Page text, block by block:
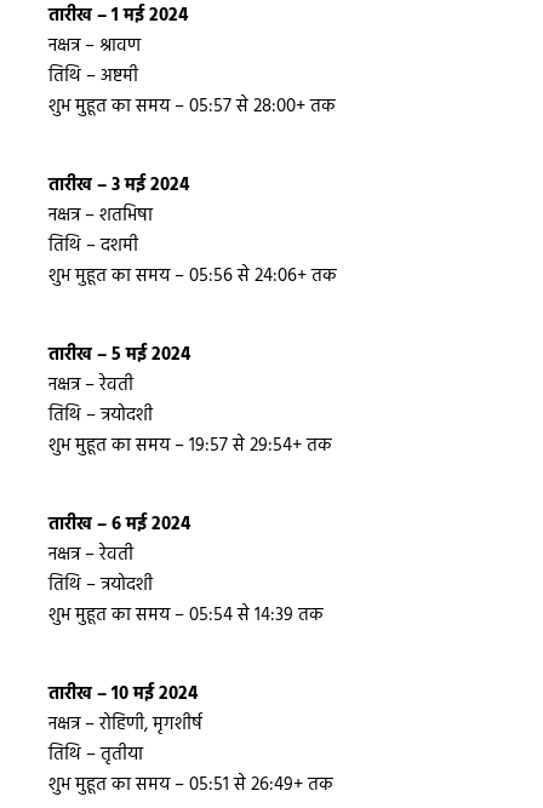
तारीख – 1 मई 2024
नक्षत्र – श्रावण
तिथि – अष्टमी
शुभ मुहूत का समय – 05:57 से 28:00+ तक
तारीख – 3 मई 2024
नक्षत्र – शतभिषा
तिथि – दशमी
शुभ मुहूत का समय – 05:56 से 24:06+ तक
तारीख – 5 मई 2024
नक्षत्र – रेवती
तिथि – त्रयोदशी
शुभ मुहूत का समय – 19:57 से 29:54+ तक
तारीख – 6 मई 2024
नक्षत्र – रेवती
तिथि – त्रयोदशी
शुभ मुहूत का समय – 05:54 से 14:39 तक
तारीख – 10 मई 2024
नक्षत्र – रोहिणी, मृगशीर्ष
तिथि – तृतीया
शुभ मुहूत का समय – 05:51 से 26:49+ तक